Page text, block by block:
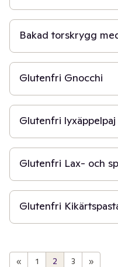
30 min
Bakad torskrygg
1 t 30 min
Glutenfri Gnocchi
1 t
Glutenfri lyxäppelpaj
45 min
Glutenfri Lax- och
1 t
Glutenfri
« 1 2 3 »